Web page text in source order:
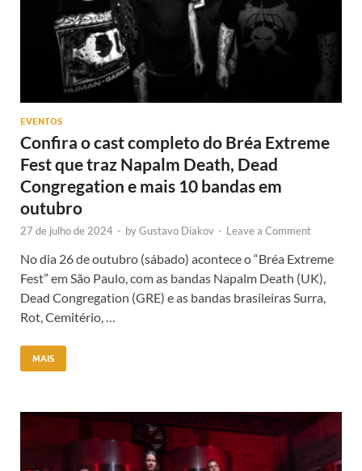
EVENTOS
Confira o cast completo do Bréa Extreme
Fest que traz Napalm Death, Dead
Congregation e mais 10 bandas em
outubro
27 de julho de 2024 - byGustavo Diakov - Leave a Comment
No dia 26 de outubro (sábado) acontece o “Bréa Extreme
Fest” em São Paulo, com as bandas Napalm Death (UK),
Dead Congregation (GRE) e as bandas brasileiras Surra,
Rot, Cemitério, …
MAIS